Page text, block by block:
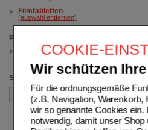
COOKIE-
Wir schützen
Für die ordnungsgemäße
(z.B. Navigation, Warenkorb,
wir so genannte Cookies
notwendig, damit unser Shop
Filmtabletten
(auswahl entfernen)
Packungsgröße
Sortieren nach